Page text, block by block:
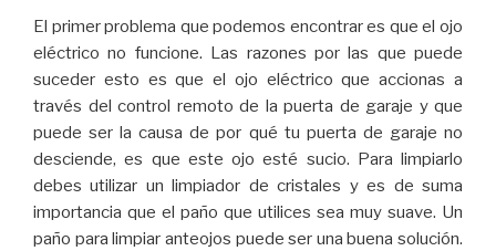
El primer problema que podemos encontrar es que el ojo
eléctrico no funcione. Las razones por las que puede
suceder esto es que el ojo eléctrico que accionas a
través del control remoto de la puerta de garaje y que
puede ser la causa de por qué tu puerta de garaje no
desciende, es que este ojo esté sucio. Para limpiarlo
debes utilizar un limpiador de cristales y es de suma
importancia que el paño que utilices sea muy suave. Un
paño para limpiar anteojos puede ser una buena solución.